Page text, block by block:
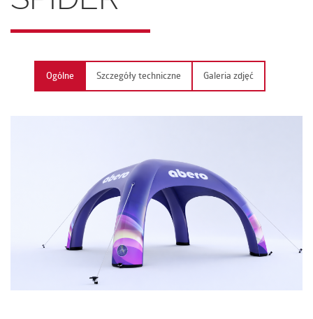
Ogólne Szczegóły techniczne Galeria zdjęć